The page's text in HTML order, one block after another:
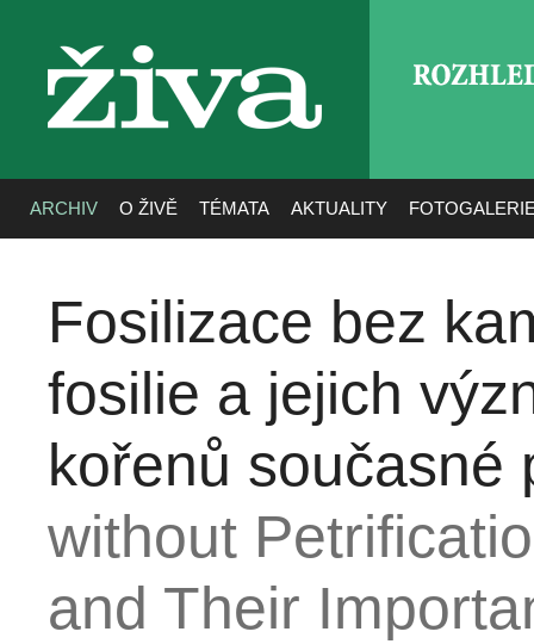
živa
ARCHIV O ŽIVĚ TÉMATA AKTUALITY
Fosilizace bez
fosilie a jejich
kořenů
without
and Their